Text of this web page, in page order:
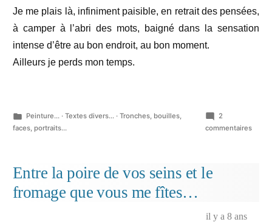
Je me plais là, infiniment paisible, en retrait des pensées,
à camper à l’abri des mots, baigné dans la sensation
intense d’être au bon endroit, au bon moment.
Ailleurs je perds mon temps.
Publié
dans
Peinture...· Textes divers...· Tronches, bouilles,
faces, portraits...
2
commentairessur
Entre la poire de vos seins et le
fromage que vous me fîtes…
il y a 8 ans